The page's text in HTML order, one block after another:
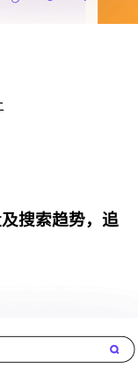
搜索趋势，追